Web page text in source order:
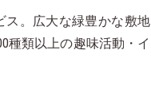
ス。広大な緑豊かな敷地
種類以上の趣味活動・イ